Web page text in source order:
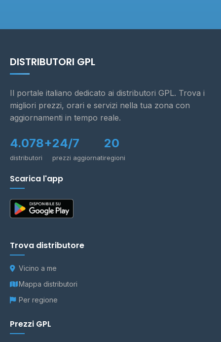
DISTRIBUTORI GPL
Il portale italiano dedicato ai distributori GPL. Trova i
migliori prezzi, orari e servizi nella tua zona con
aggiornamenti in tempo reale.
4.078+
distributori
24/7
prezzi aggiornati
20
regioni
Scarica l'app
Trova distributore
Vicino a me
Mappa distributori
Per regione
Prezzi GPL